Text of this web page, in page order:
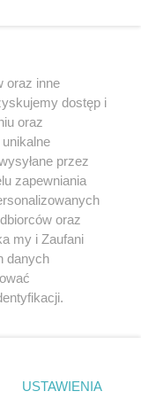
z portali
sięz nami
oraz inne
dostęp i
oraz
przez
zapewniania
oraz
my i Zaufani
danych
prywatności
USTAWIENIA